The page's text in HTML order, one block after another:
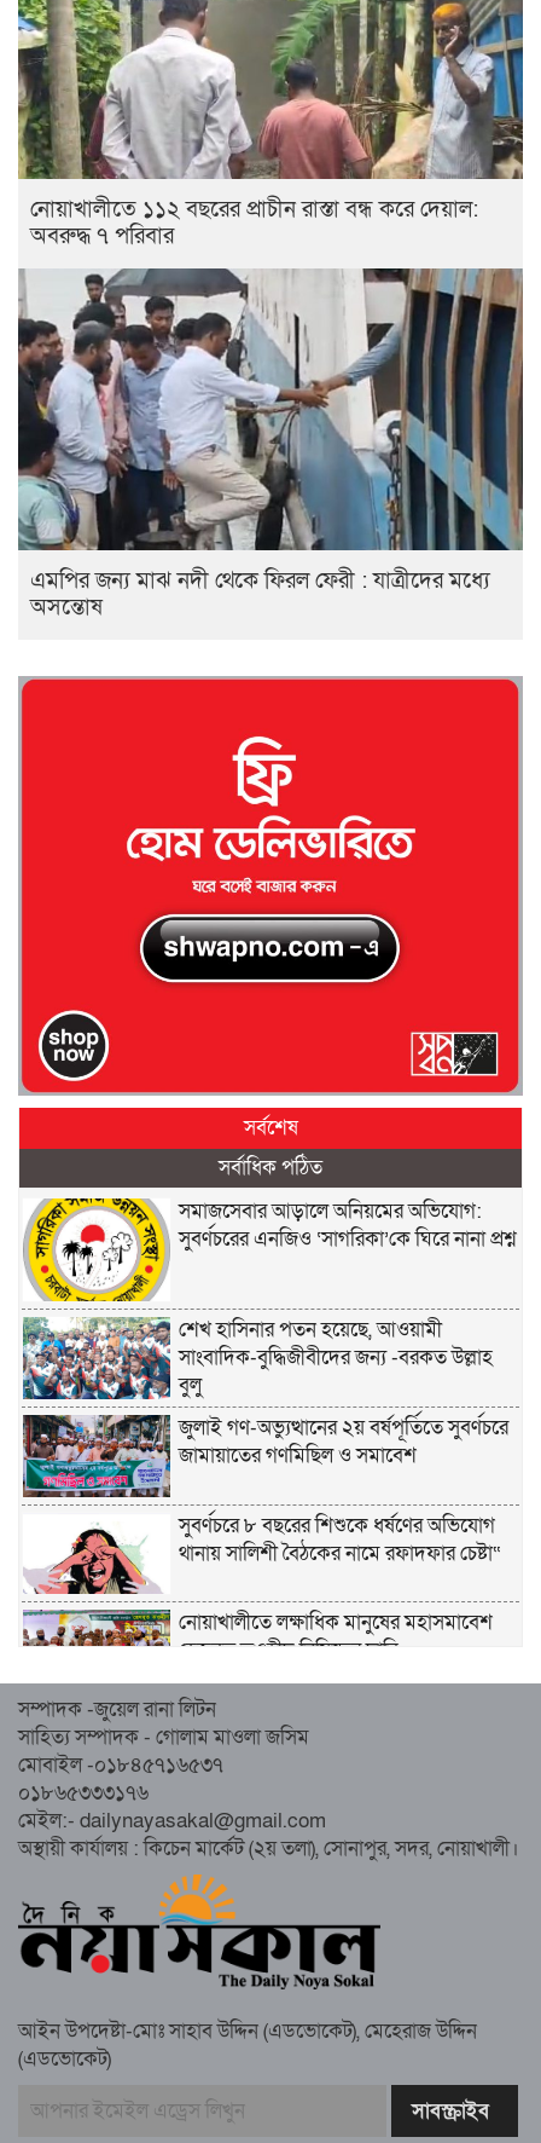
নোয়াখালীতে ১১২ বছরের প্রাচীন রাস্তা বন্ধ করে দেয়াল:
অবরুদ্ধ ৭ পরিবার
এমপির জন্য মাঝ নদী থেকে ফিরল ফেরী : যাত্রীদের মধ্যে
অসন্তোষ
সর্বশেষ
সর্বাধিক পঠিত
সমাজসেবার আড়ালে অনিয়মের অভিযোগ:
সুবর্ণচরের এনজিও ‘সাগরিকা’কে ঘিরে নানা প্রশ্ন
শেখ হাসিনার পতন হয়েছে, আওয়ামী
সাংবাদিক-বুদ্ধিজীবীদের জন্য -বরকত উল্লাহ
বুলু
জুলাই গণ-অভ্যুত্থানের ২য় বর্ষপূর্তিতে সুবর্ণচরে
জামায়াতের গণমিছিল ও সমাবেশ
সুবর্ণচরে ৮ বছরের শিশুকে ধর্ষণের অভিযোগ
থানায় সালিশী বৈঠকের নামে রফাদফার চেষ্টা“
নোয়াখালীতে লক্ষাধিক মানুষের মহাসমাবেশ
হেজবুত তওহীদ নিষিদ্ধের দাবি
নোয়াখালীতে ইসলামী মহাসমাবেশের প্রস্তুতি
সম্পন্ন, অংশ নেবেন লক্ষাধিক মানুষ
নোয়াখালীতে ইসলামী ছাত্রশিবিরের ‘অদম্য
জুলাই’ মিছিল
সুবর্ণচরে মায়ের অভিযোগে সাবেক ভাইস
চেয়ারম্যান গ্রেপ্তার
স্মরণ সভায় মিলাদ ও দোয়া
সম্পাদক -জুয়েল রানা লিটন
সাহিত্য সম্পাদক - গোলাম মাওলা জসিম
মোবাইল -০১৮৪৫৭১৬৫৩৭
০১৮৬৫৩৩৩১৭৬
মেইল:- dailynayasakal@gmail.com
অস্থায়ী কার্যালয় : কিচেন মার্কেট (২য় তলা), সোনাপুর, সদর, নোয়াখালী।
আইন উপদেষ্টা-মোঃ সাহাব উদ্দিন (এডভোকেট), মেহেরাজ উদ্দিন
(এডভোকেট)